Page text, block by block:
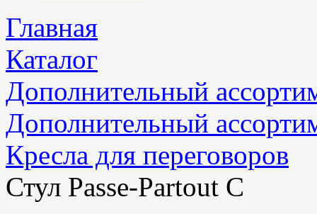
Главная
Каталог
Дополнительный
Дополнительный
Кресла для переговоров
Стул Passe-Partout C